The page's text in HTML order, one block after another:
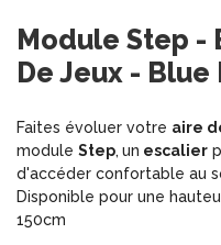
Module Step -
De Jeux - Blue
Faites évoluer votre aire
module Step, un escalier
d'accéder confortable au
Disponible pour une
150cm